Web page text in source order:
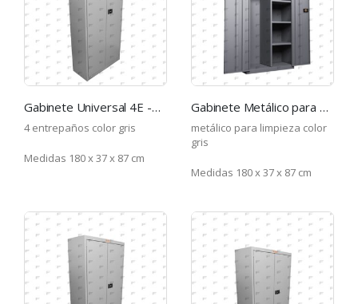
Gabinete Universal 4E -GR
4 entrepaños color gris
Medidas 180 x 37 x 87 cm
Gabinete Metálico para Limpieza -GR
metálico para limpieza color
gris
Medidas 180 x 37 x 87 cm